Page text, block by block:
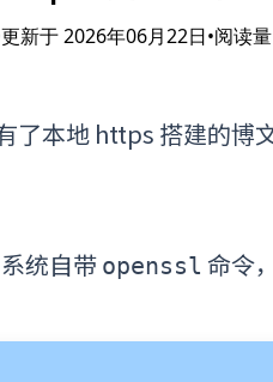
更新于 2026年06月22日•阅读量
了本地 https 搭建的博
统自带 openssl 命令